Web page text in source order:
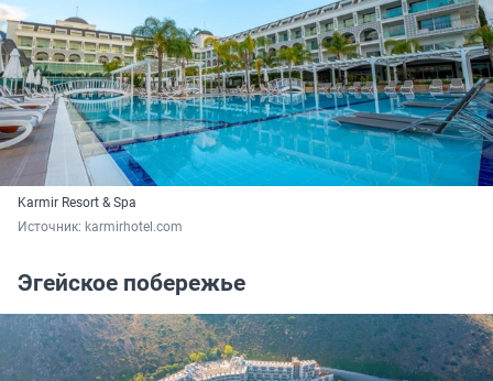
Karmir Resort & Spa
Источник: karmirhotel.com
Эгейское побережье